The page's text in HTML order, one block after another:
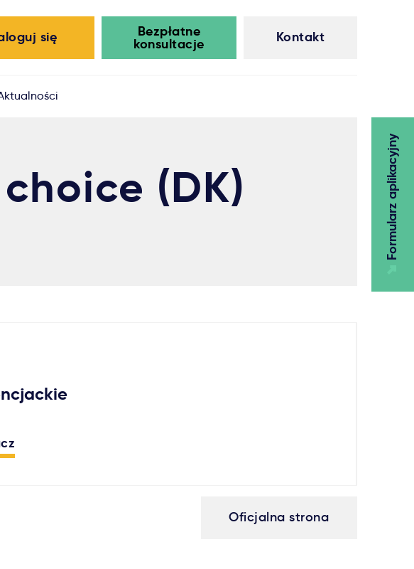
Kontakt
Bezpłatne
konsultacje
się
Formularz aplikacyjny
(DK)
Oficjalna strona